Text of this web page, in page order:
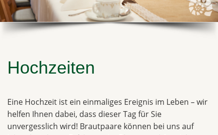
Hochzeiten
Eine Hochzeit ist ein einmaliges Ereignis im Leben – wir
helfen Ihnen dabei, dass dieser Tag für Sie
unvergesslich wird! Brautpaare können bei uns auf